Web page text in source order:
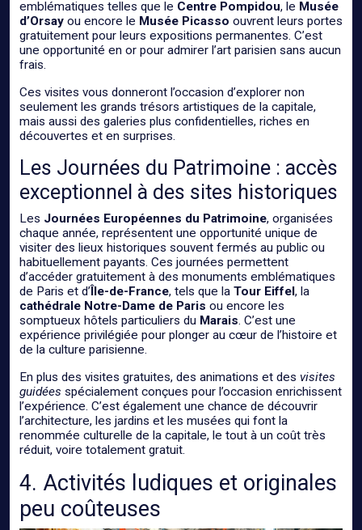
emblématiques telles que le Centre Pompidou, le Musée
d’Orsay ou encore le Musée Picasso ouvrent leurs portes
gratuitement pour leurs expositions permanentes. C’est
une opportunité en or pour admirer l’art parisien sans aucun
frais.
Ces visites vous donneront l’occasion d’explorer non
seulement les grands trésors artistiques de la capitale,
mais aussi des galeries plus confidentielles, riches en
découvertes et en surprises.
Les Journées du Patrimoine : accès
exceptionnel à des sites historiques
Les Journées Européennes du Patrimoine, organisées
chaque année, représentent une opportunité unique de
visiter des lieux historiques souvent fermés au public ou
habituellement payants. Ces journées permettent
d’accéder gratuitement à des monuments emblématiques
de Paris et d’ Île-de-France, tels que la Tour Eiffel , la
cathédrale Notre-Dame de Paris ou encore les
somptueux hôtels particuliers du Marais. C’est une
expérience privilégiée pour plonger au cœur de l’histoire et
de la culture parisienne.
En plus des visites gratuites, des animations et des visites
guidées spécialement conçues pour l’occasion enrichissent
l’expérience. C’est également une chance de découvrir
l’architecture, les jardins et les musées qui font la
renommée culturelle de la capitale, le tout à un coût très
réduit, voire totalement gratuit.
4. Activités ludiques et originales
peu coûteuses